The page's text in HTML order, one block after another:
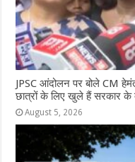
JPSC आंदोलन पर बोले CM
छात्रों के लिए खुले हैं सरकार के
August 5, 2026